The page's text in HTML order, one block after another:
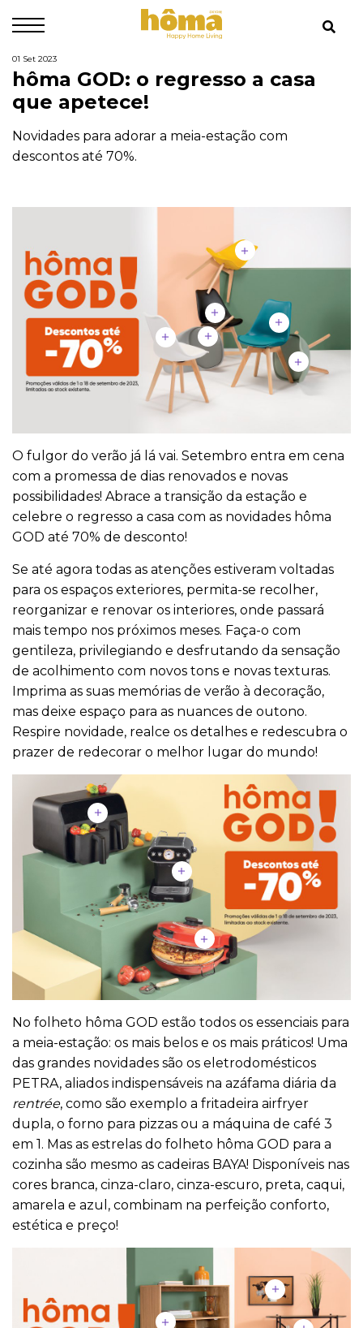
01 Set 2023
hôma GOD: o regresso a casa
que apetece!
Novidades para adorar a meia-estação com
descontos até 70%.
O fulgor do verão já lá vai. Setembro entra em cena
com a promessa de dias renovados e novas
possibilidades! Abrace a transição da estação e
celebre o regresso a casa com as novidades hôma
GOD até 70% de desconto!
Se até agora todas as atenções estiveram voltadas
para os espaços exteriores, permita-se recolher,
reorganizar e renovar os interiores, onde passará
mais tempo nos próximos meses. Faça-o com
gentileza, privilegiando e desfrutando da sensação
de acolhimento com novos tons e novas texturas.
Imprima as suas memórias de verão à decoração,
mas deixe espaço para as nuances de outono.
Respire novidade, realce os detalhes e redescubra o
prazer de redecorar o melhor lugar do mundo!
No folheto hôma GOD estão todos os essenciais para
a meia-estação: os mais belos e os mais práticos! Uma
das grandes novidades são os eletrodomésticos
PETRA, aliados indispensáveis na azáfama diária da
rentrée, como são exemplo a fritadeira airfryer
dupla, o forno para pizzas ou a máquina de café 3
em 1. Mas as estrelas do folheto hôma GOD para a
cozinha são mesmo as cadeiras BAYA! Disponíveis nas
cores branca, cinza-claro, cinza-escuro, preta, caqui,
amarela e azul, combinam na perfeição conforto,
estética e preço!